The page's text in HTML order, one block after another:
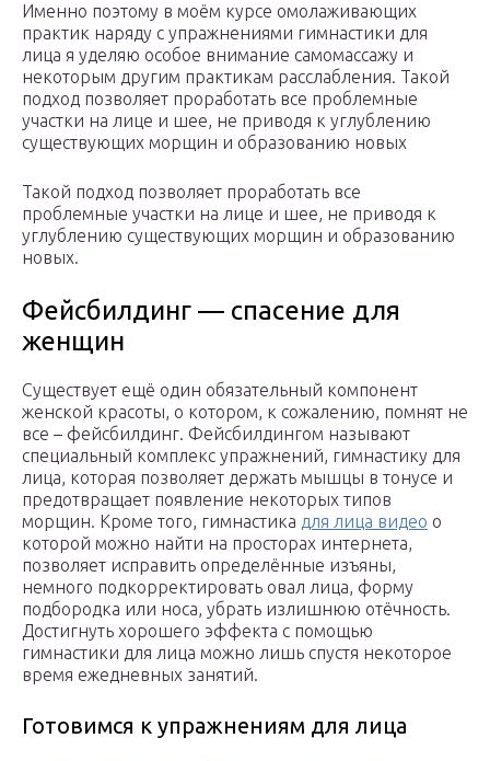
Именно поэтому в моём курсе омолаживающих
практик наряду с упражнениями гимнастики для
лица я уделяю особое внимание самомассажу и
некоторым другим практикам расслабления. Такой
подход позволяет проработать все проблемные
участки на лице и шее, не приводя к углублению
существующих морщин и образованию новых
Такой подход позволяет проработать все
проблемные участки на лице и шее, не приводя к
углублению существующих морщин и образованию
новых.
Фейсбилдинг — спасение для
женщин
Существует ещё один обязательный компонент
женской красоты, о котором, к сожалению, помнят не
все – фейсбилдинг. Фейсбилдингом называют
специальный комплекс упражнений, гимнастику для
лица, которая позволяет держать мышцы в тонусе и
предотвращает появление некоторых типов
морщин. Кроме того, гимнастика для лица видео о
которой можно найти на просторах интернета,
позволяет исправить определённые изъяны,
немного подкорректировать овал лица, форму
подбородка или носа, убрать излишнюю отёчность.
Достигнуть хорошего эффекта с помощью
гимнастики для лица можно лишь спустя некоторое
время ежедневных занятий.
Готовимся к упражнениям для лица